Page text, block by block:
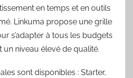
en temps et en outils
Linkuma propose une grille
s’adapter à tous les budgets
niveau élevé de qualité.
sont disponibles : Starter,